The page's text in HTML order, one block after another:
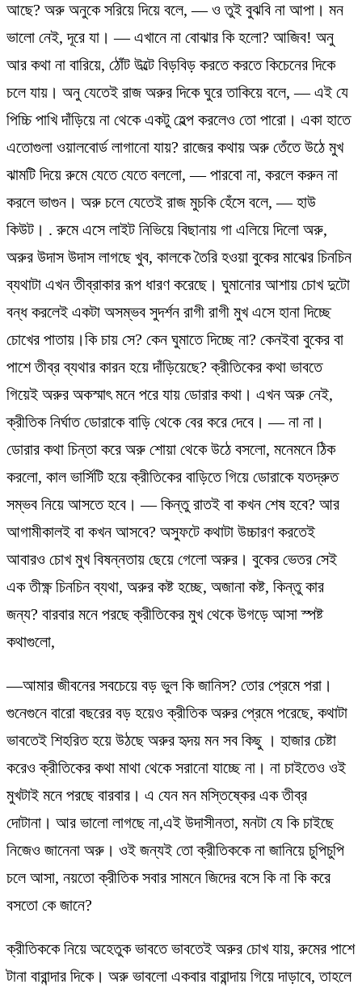
আছে? অরু অনুকে সরিয়ে দিয়ে বলে, — ও তুই বুঝবি না আপা। মন
ভালো নেই, দূরে যা। — এখানে না বোঝার কি হলো? আজিব! অনু
আর কথা না বারিয়ে, ঠোঁট উল্টে বিড়বিড় করতে করতে কিচেনের দিকে
চলে যায়। অনু যেতেই রাজ অরুর দিকে ঘুরে তাকিয়ে বলে, — এই যে
পিচ্চি পাখি দাঁড়িয়ে না থেকে একটু হেল্প করলেও তো পারো। একা হাতে
এতোগুলা ওয়ালবোর্ড লাগানো যায়? রাজের কথায় অরু তেঁতে উঠে মুখ
ঝামটি দিয়ে রুমে যেতে যেতে বললো, — পারবো না, করলে করুন না
করলে ভাগুন। অরু চলে যেতেই রাজ মুচকি হেঁসে বলে, — হাউ
কিউট। . রুমে এসে লাইট নিভিয়ে বিছানায় গা এলিয়ে দিলো অরু,
অরুর উদাস উদাস লাগছে খুব, কালকে তৈরি হওয়া বুকের মাঝের চিনচিন
ব্যথাটা এখন তীব্রাকার রূপ ধারণ করেছে। ঘুমানোর আশায় চোখ দুটো
বন্ধ করলেই একটা অসম্ভব সুদর্শন রাগী রাগী মুখ এসে হানা দিচ্ছে
চোখের পাতায়।কি চায় সে? কেন ঘুমাতে দিচ্ছে না? কেনইবা বুকের বা
পাশে তীব্র ব্যথার কারন হয়ে দাঁড়িয়েছে? ক্রীতিকের কথা ভাবতে
গিয়েই অরুর অকস্মাৎ মনে পরে যায় ডোরার কথা। এখন অরু নেই,
ক্রীতিক নির্ঘাত ডোরাকে বাড়ি থেকে বের করে দেবে। — না না।
ডোরার কথা চিন্তা করে অরু শোয়া থেকে উঠে বসলো, মনেমনে ঠিক
করলো, কাল ভার্সিটি হয়ে ক্রীতিকের বাড়িতে গিয়ে ডোরাকে যতদ্রুত
সম্ভব নিয়ে আসতে হবে। — কিন্তু রাতই বা কখন শেষ হবে? আর
আগামীকালই বা কখন আসবে? অস্ফুটে কথাটা উচ্চারণ করতেই
আবারও চোখ মুখ বিষন্নতায় ছেয়ে গেলো অরুর। বুকের ভেতর সেই
এক তীক্ষ্ণ চিনচিন ব্যথা, অরুর কষ্ট হচ্ছে, অজানা কষ্ট, কিন্তু কার
জন্য? বারবার মনে পরছে ক্রীতিকের মুখ থেকে উগড়ে আসা স্পষ্ট
কথাগুলো,
—আমার জীবনের সবচেয়ে বড় ভুল কি জানিস? তোর প্রেমে পরা।
গুনেগুনে বারো বছরের বড় হয়েও ক্রীতিক অরুর প্রেমে পরেছে, কথাটা
ভাবতেই শিহরিত হয়ে উঠছে অরুর হৃদয় মন সব কিছু । হাজার চেষ্টা
করেও ক্রীতিকের কথা মাথা থেকে সরানো যাচ্ছে না। না চাইতেও ওই
মুখটাই মনে পরছে বারবার। এ যেন মন মস্তিষ্কের এক তীব্র
দোটানা। আর ভালো লাগছে না,এই উদাসীনতা, মনটা যে কি চাইছে
নিজেও জানেনা অরু। ওই জন্যই তো ক্রীতিককে না জানিয়ে চুপিচুপি
চলে আসা, নয়তো ক্রীতিক সবার সামনে জিদের বসে কি না কি করে
বসতো কে জানে?
ক্রীতিককে নিয়ে অহেতুক ভাবতে ভাবতেই অরুর চোখ যায়, রুমের পাশে
টানা বারান্দার দিকে। অরু ভাবলো একবার বারান্দায় গিয়ে দাড়াবে, তাহলে